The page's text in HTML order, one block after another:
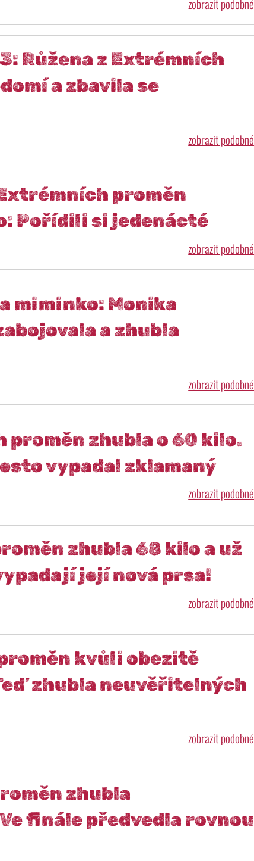
zobrazit podobné
Růžena z Extrémních
a zbavila se
zobrazit podobné
proměn
Pořídili si jedenácté
zobrazit podobné
miminko: Monika
a zhubla
zobrazit podobné
proměn zhubla o 60 kilo.
vypadal zklamaný
zobrazit podobné
zhubla 68 kilo a už
její nová prsa!
zobrazit podobné
kvůli obezitě
zhubla neuvěřitelných
zobrazit podobné
zhubla
finále předvedla rovnou